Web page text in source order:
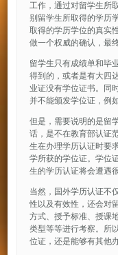
工作，通过对留学生所
别留学生所取得的学历
取得的学历学位的真实
做一个权威的确认，最
留学生只有成绩单和毕
得到的，或者是有大四
业证没有学位证书。同
并不能颁发学位证，例
但是，需要说明的是留
话，是不在教育部认证
生在办理学历认证时要
学所获的学位证。学位
生的学历认证将会遭遇
当然，国外学历认证不
性以及有效性，还会对
方式、授予标准、授课
类型等等进行考察。所
位证，还是能够有其他